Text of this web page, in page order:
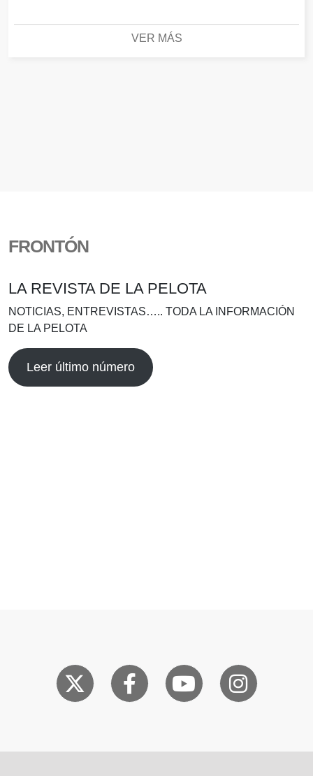
VER MÁS
FRONTÓN
LA REVISTA DE LA PELOTA
NOTICIAS, ENTREVISTAS….. TODA LA INFORMACIÓN
DE LA PELOTA
Leer último número